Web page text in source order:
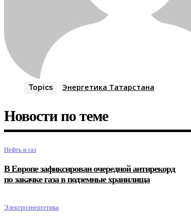
Topics Энергетика Татарстана
Новости по теме
Нефть и газ
В Европе зафиксирован очередной антирекорд
по закачке газа в подземные хранилища
Электроэнергетика